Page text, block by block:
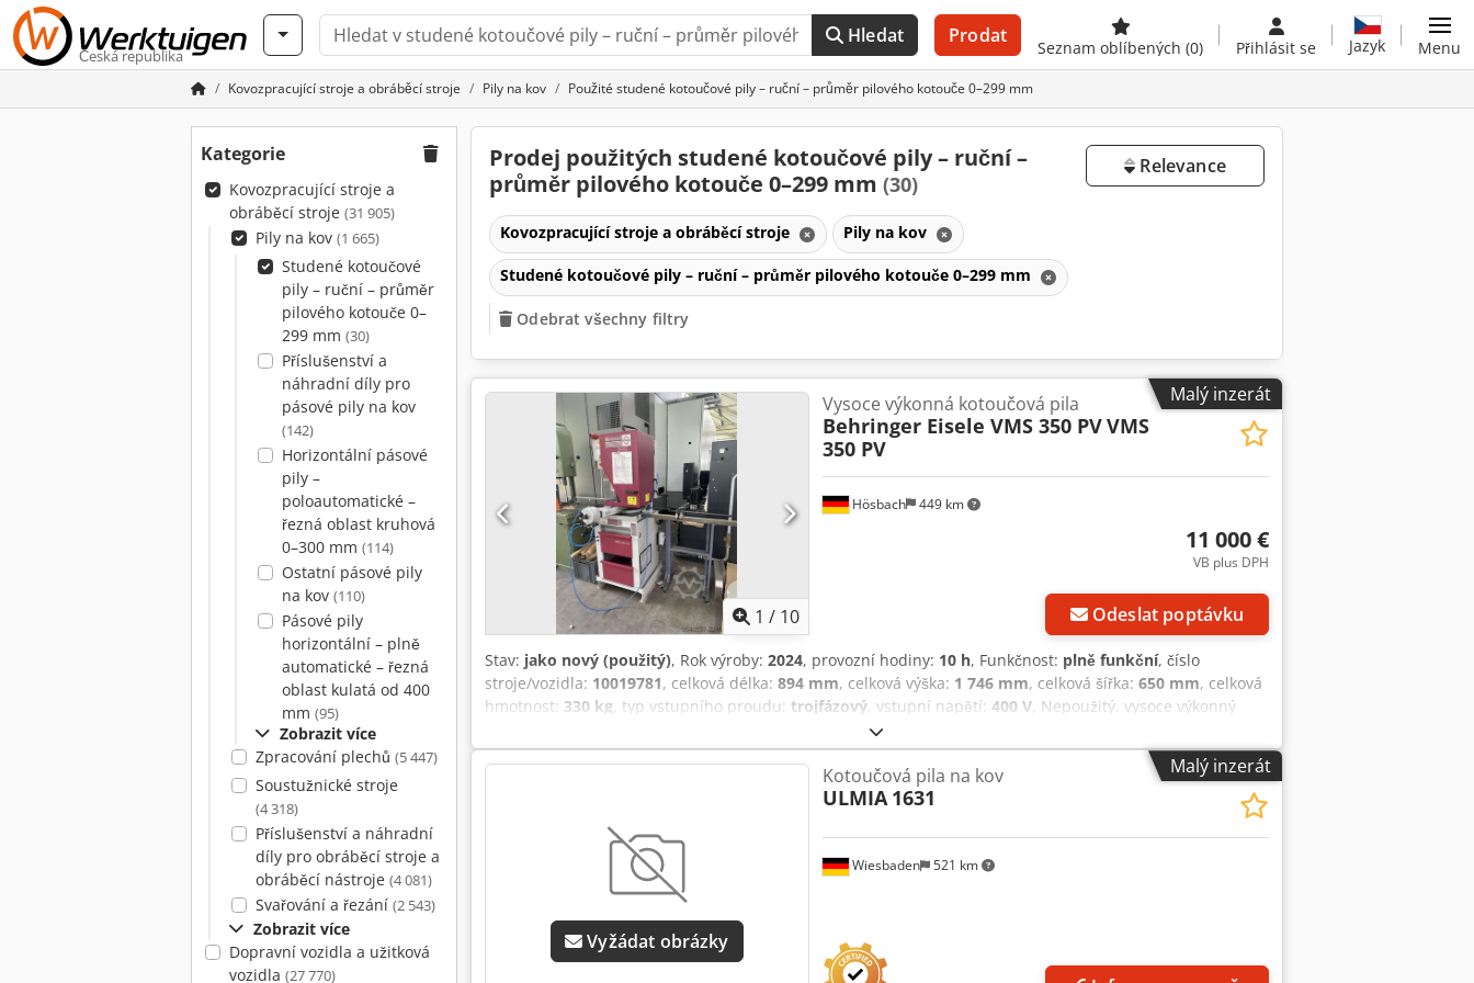
Česká republika
Hledat Prodat
Seznam oblíbených (0) Přihlásit se Jazyk Menu
Kovozpracující stroje a obráběcí stroje Pily na kov Použité studené kotoučové pily – ruční – průměr pilového kotouče 0–299 mm
Kategorie
Kovozpracující stroje a
obráběcí stroje (31 905)
Pily na kov (1 665)
Studené kotoučové
pily – ruční – průměr
pilového kotouče 0–
299 mm (30)
Příslušenství a
náhradní díly pro
pásové pily na kov
(142)
Horizontální pásové
pily –
poloautomatické –
řezná oblast kruhová
0–300 mm (114)
Ostatní pásové pily
na kov (110)
Pásové pily
horizontální – plně
automatické – řezná
oblast kulatá od 400
mm (95)
Zobrazit více
Zpracování plechů (5 447)
Soustužnické stroje
(4 318)
Příslušenství a náhradní
díly pro obráběcí stroje a
obráběcí nástroje (4 081)
Svařování a řezání (2 543)
Zobrazit více
Dopravní vozidla a užitková
vozidla (27 770)
Prodej použitých studené kotoučové pily – ruční –
průměr pilového kotouče 0–299 mm (30)
Relevance
Kovozpracující stroje a obráběcí stroje Pily na kov
Studené kotoučové pily – ruční – průměr pilového kotouče 0–299 mm
Odebrat všechny filtry
Malý inzerát
1 / 10
Hösbach 449 km
Vysoce výkonná kotoučová pila
Behringer Eisele VMS 350 PVVMS
350 PV
11 000 €
VB plus DPH
Odeslat poptávku
Stav: jako nový (použitý), Rok výroby: 2024, provozní hodiny: 10 h, Funkčnost: plně funkční, číslo
stroje/vozidla: 10019781, celková délka: 894 mm, celková výška: 1 746 mm, celková šířka: 650 mm, celková
hmotnost: 330 kg, typ vstupního proudu: trojfázový, vstupní napětí: 400 V, Nepoužitý, vysoce výkonný
kotoučový pilový stroj od společnosti Berhinger Eisele. Max. 10 provozních hodin. Připraveno pro použití
pilových kotoučů do průměru 350 mm. Min. / max. rozsah řezu při: 90° 45° Kruh (v mm) 10 / 120 10 / 120
Čtverec (v mm) 8 / 100 8 / 100 Cjdozrlnujpfx Akcjha Obdélník (v mm) 8 x 8 / 170 x 100 8 x 8 / 120 x 100 S
plynule nastavitelným hydro-pneumatickým posuvem, pneumatickou údržbovou jednotkou, motor s
možností změny směru otáčení, 400 V, 50 Hz, 1,4/1,9 kW, včetně automatického upínacího zařízení vlevo i
vpravo od pilového kotouče, stacionární základny s vestavěným chladicím zařízením a zásuvkou na třísky,
výška opěrné plochy pro materiál 900 mm. Požadovaný provozní tlak 6–8 bar. Provedení stroje odpovídá
normě CE. Pilový stroj je určen pro napájecí síť 400 V / 50 Hz (3LNPE400V/50Hz). S plynule nastavitelným
pneumatickou údržbovou jednotkou, motorem s možností změny směru otáčení, 400 V, 50 Hz, 1.4 / 1.9 kW.
S přídavnou převodovkou pro 4 rychlosti 10/20/40/80 ot./min. S funkcí snížení upínacího tlaku. S mikro-
Malý inzerát
Vyžádat obrázky
Wiesbaden 521 km
Kotoučová pila na kov
ULMIA 1631